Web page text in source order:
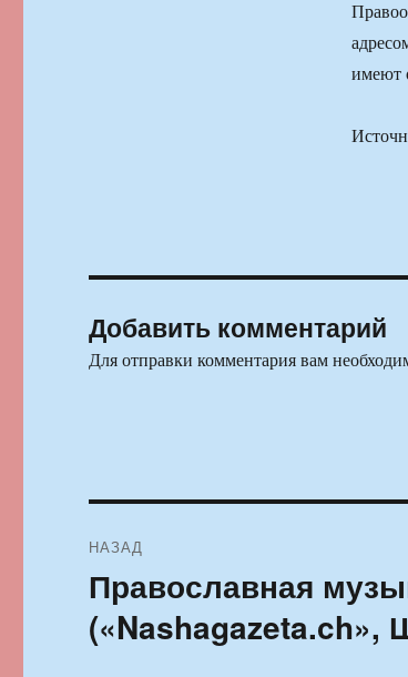
имеют
Добавить комментарий
Для отправки комментария вам
по
записям
НАЗАД
Предыдущая
запись:
Православная
(«Nashagazeta.ch»,